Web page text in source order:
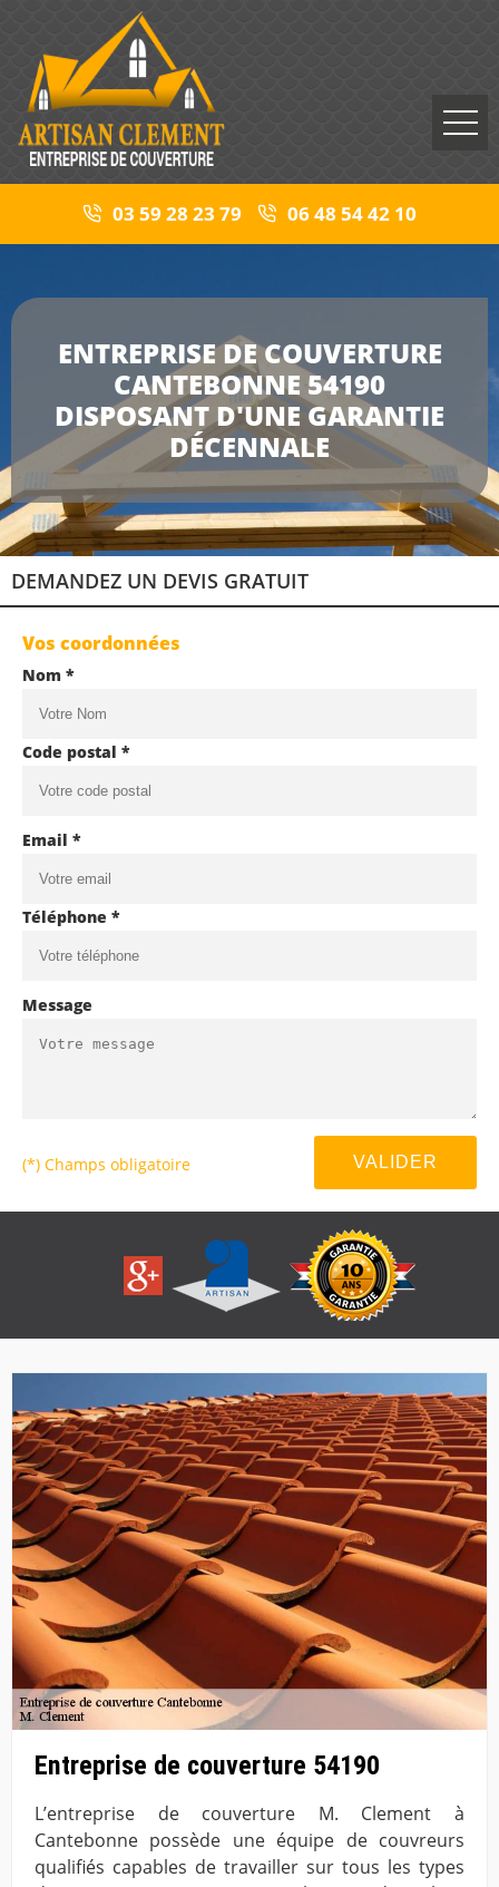
03 59 28 23 79 06 48 54 42 10
ENTREPRISE DE COUVERTURE
CANTEBONNE 54190
DISPOSANT D'UNE GARANTIE
DÉCENNALE
DEMANDEZ UN DEVIS GRATUIT
Vos coordonnées
Nom *
Code postal *
Email *
Téléphone *
Message
(*) Champs obligatoire
Entreprise de couverture 54190
L’entreprise de couverture M. Clement à
Cantebonne possède une équipe de couvreurs
qualifiés capables de travailler sur tous les types